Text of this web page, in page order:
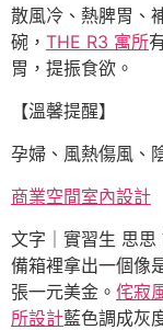
散風冷、熱脾胃、
碗， THE R3 寓所
胃，提振食欲。
【溫馨提醒】
孕婦、風熱傷風、
商業空間室內設計
文字｜實習生 思思
備箱裡拿出一個像
張一元美金。 侘寂
所設計藍色調成灰